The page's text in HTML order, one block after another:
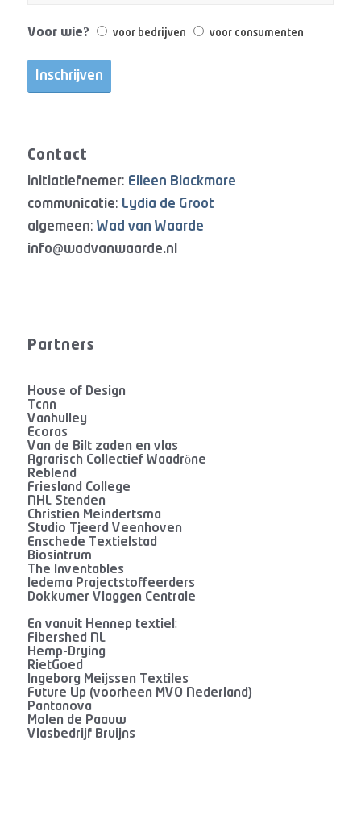
Voor wie? voor bedrijven voor consumenten
Contact
initiatiefnemer: Eileen Blackmore
communicatie: Lydia de Groot
algemeen: Wad van Waarde
info@wadvanwaarde.nl
Partners
House of Design
Tcnn
Vanhulley
Ecoras
Van de Bilt zaden en vlas
Agrarisch Collectief Waadröne
Reblend
Friesland College
NHL Stenden
Christien Meindertsma
Studio Tjeerd Veenhoven
Enschede Textielstad
Biosintrum
The Inventables
ledema Prajectstoffeerders
Dokkumer Vlaggen Centrale
En vanuit Hennep textiel:
Fibershed NL
Hemp-Drying
RietGoed
Ingeborg Meijssen Textiles
Future Up (voorheen MVO Nederland)
Pantanova
Molen de Paauw
Vlasbedrijf Bruijns